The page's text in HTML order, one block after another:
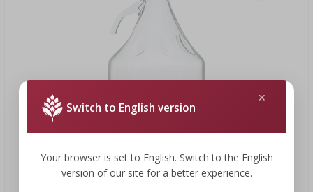
Switch to English version
Your browser is set to English. Switch to the English
version of our site for a better experience.